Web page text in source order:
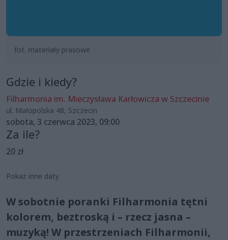
fot. materiały prasowe
Gdzie i kiedy?
Filharmonia im. Mieczysława Karłowicza w Szczecinie
ul. Małopolska 48, Szczecin
sobota, 3 czerwca 2023, 09:00
Za ile?
20 zł
Pokaż inne daty
W sobotnie poranki Filharmonia tętni
kolorem, beztroską i – rzecz jasna –
muzyką! W przestrzeniach Filharmonii,